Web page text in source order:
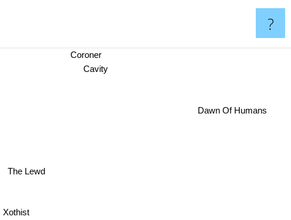
?
Xothist
The Lewd
Coroner
Dawn Of Humans
Cavity